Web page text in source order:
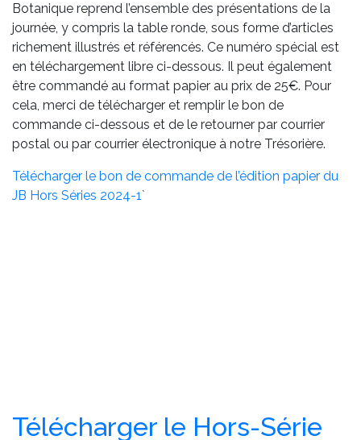
Botanique reprend l’ensemble des présentations de la
journée, y compris la table ronde, sous forme d’articles
richement illustrés et référencés. Ce numéro spécial est
en téléchargement libre ci-dessous. Il peut également
être commandé au format papier au prix de 25€. Pour
cela, merci de télécharger et remplir le bon de
commande ci-dessous et de le retourner par courrier
postal ou par courrier électronique à notre Trésorière.
Télécharger le bon de commande de l’édition papier du
JB Hors Séries 2024-1`
Télécharger le Hors-Série